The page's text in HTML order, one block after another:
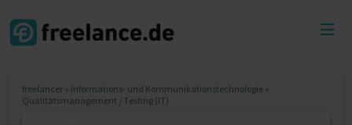
freelancer » Informations- und Kommunikationstechnologie »
Qualitätsmanagement / Testing (IT)